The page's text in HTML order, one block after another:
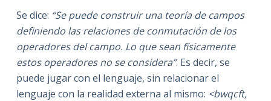
Se dice: “Se puede construir una teoría de campos
definiendo las relaciones de conmutación de los
operadores del campo. Lo que sean físicamente
estos operadores no se considera”. Es decir, se
puede jugar con el lenguaje, sin relacionar el
lenguaje con la realidad externa al mismo: <bwqcft,